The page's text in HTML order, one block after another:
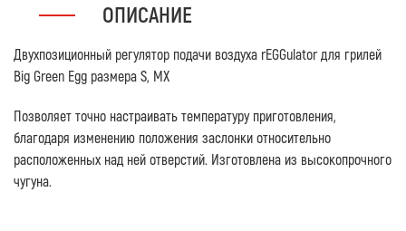
ОПИСАНИЕ
Двухпозиционный регулятор подачи воздуха rEGGulator для грилей
Big Green Egg размера S, MX
Позволяет точно настраивать температуру приготовления,
благодаря изменению положения заслонки относительно
расположенных над ней отверстий. Изготовлена из высокопрочного
чугуна.